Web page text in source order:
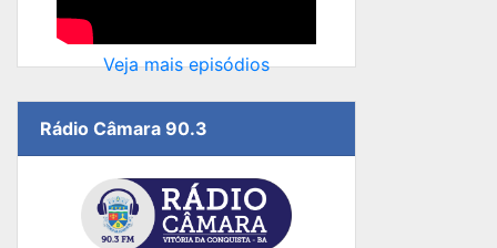
Veja mais episódios
Rádio Câmara 90.3